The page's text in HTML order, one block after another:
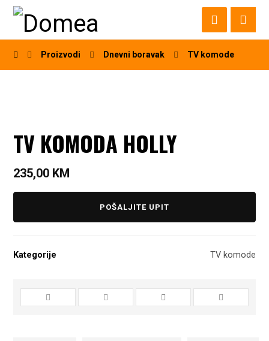
Proizvodi Dnevni boravak TV komode
TV KOMODA HOLLY
235,00 KM
POŠALJITE UPIT
Kategorije TV komode